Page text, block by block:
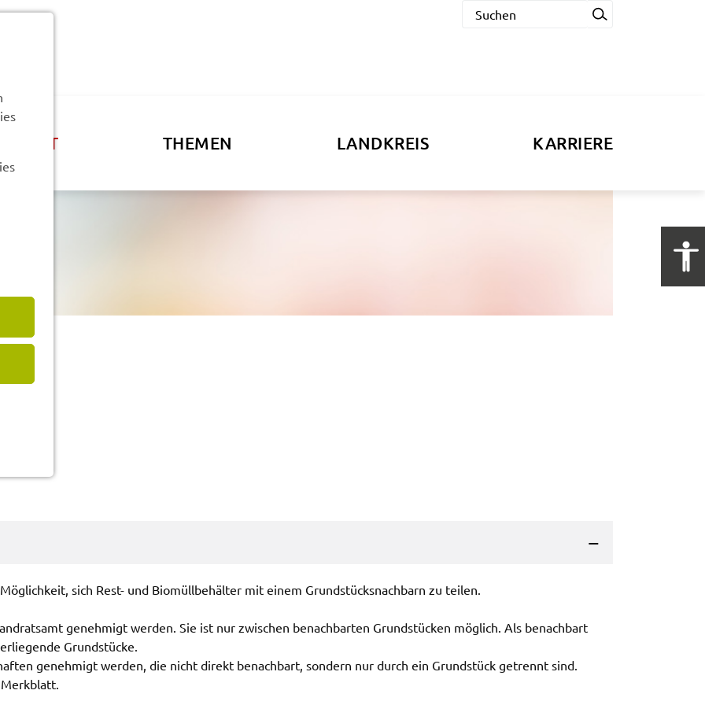
THEMEN LANDKREIS KARRIERE
sich Rest- und Biomüll­be­häl­ter mit einem Grund­stücks­nach­barn zu teilen.
geneh­migt werden. Sie ist nur zwischen benach­bar­ten Grund­stü­cken möglich. Als benach­bart
Grund­stü­cke.
geneh­migt werden, die nicht direkt benach­bart, sondern nur durch ein Grund­stück getrennt sind.